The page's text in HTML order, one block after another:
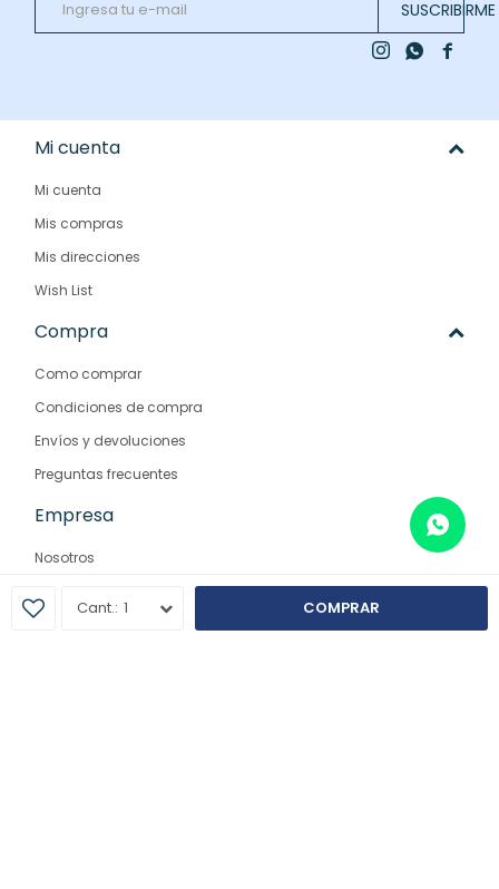
1 COMPRAR
SUSCRIBIRME

 
Mi cuenta
Mi cuenta
Mis compras
Mis direcciones
Wish List
Compra
Como comprar
Condiciones de compra
Envíos y devoluciones
Preguntas frecuentes
Empresa
Nosotros